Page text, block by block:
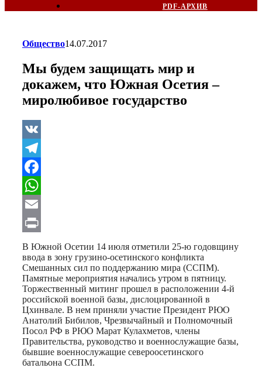
PDF-АРХИВ
Общество14.07.2017
Мы будем защищать мир и
докажем, что Южная Осетия –
миролюбивое государство
VK
Telegram
Facebook
WhatsApp
Email
Print
В Южной Осетии 14 июля отметили 25-ю годовщину
ввода в зону грузино-осетинского конфликта
Смешанных сил по поддержанию мира (ССПМ).
Памятные мероприятия начались утром в пятницу.
Торжественный митинг прошел в расположении 4-й
российской военной базы, дислоцированной в
Цхинвале. В нем приняли участие Президент РЮО
Анатолий Бибилов, Чрезвычайный и Полномочный
Посол РФ в РЮО Марат Кулахметов, члены
Правительства, руководство и военнослужащие базы,
бывшие военнослужащие североосетинского
батальона ССПМ.